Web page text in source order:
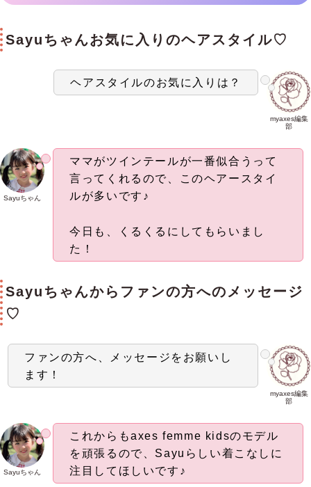
Sayuちゃんお気に入りのヘアスタイル♡
myaxes編集
部
ヘアスタイルのお気に入りは？
Sayuちゃん
ママがツインテールが一番似合うって
言ってくれるので、このヘアースタイ
ルが多いです♪
今日も、くるくるにしてもらいまし
た！
Sayuちゃんからファンの方へのメッセージ
♡
myaxes編集
部
ファンの方へ、メッセージをお願いし
ます！
Sayuちゃん
これからもaxes femme kidsのモデル
を頑張るので、Sayuらしい着こなしに
注目してほしいです♪